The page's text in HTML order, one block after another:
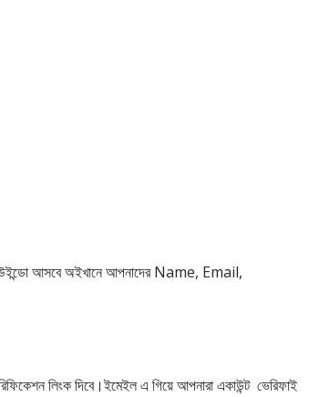
আসবে অইখানে আপনাদের Name, Email,
লিংক দিবে।ইমেইল এ গিয়ে আপনারা একাউন্ট ভেরিফাই